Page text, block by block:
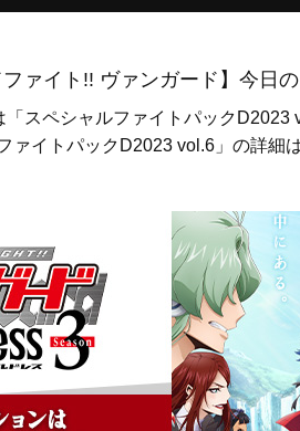
「スペシャルファイトパックD2023
ァイトパックD2023 vol.6」の詳細